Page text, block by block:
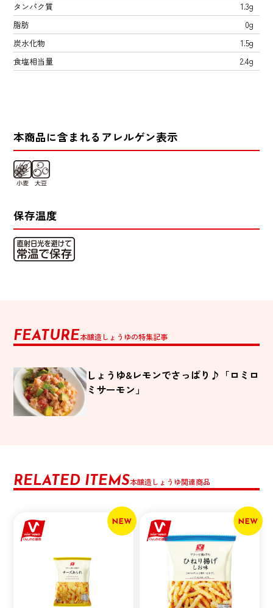
タンパク質
1.3g
脂肪
0g
炭水化物
1.5g
食塩相当量
2.4g
本商品に含まれるアレルゲン表示
保存温度
FEATURE本醸造しょうゆの特集記事
しょうゆ&レモンでさっぱり♪「ロミロ
ミサーモン」
RELATED ITEMS本醸造しょうゆ関連商品